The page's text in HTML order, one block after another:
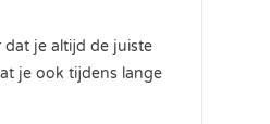
dat je altijd de juiste
je ook tijdens lange